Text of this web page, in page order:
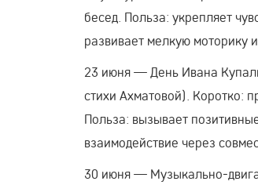
бесед. Польза: укрепляет
развивает мелкую моторику
23 июня — День Ивана
стихи Ахматовой). Коротко:
Польза: вызывает
взаимодействие через
30 июня —